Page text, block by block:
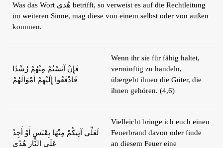
Was das Wort هُدى betrifft, so verweist es auf die Rechtleitung
im weiteren Sinne, mag diese von einem selbst oder von außen
kommen.
فَإِنْ آنَسْتُمْ مِنْهُمْ رُشْدًا
فَادْفَعُوا إِلَيْهِمْ أَمْوَالَهُمْ
Wenn ihr sie für fähig haltet,
vernünftig zu handeln,
übergebt ihnen die Güter, die
ihnen gehören. (4,6)
لَعَلِّي آتِيكُمْ مِنْهَا بِقَبَسٍ أَوْ أَجِدُ
عَلَى النَّارِ هُدًى
Vielleicht bringe ich euch einen
Feuerbrand davon oder finde
an diesem Feuer eine